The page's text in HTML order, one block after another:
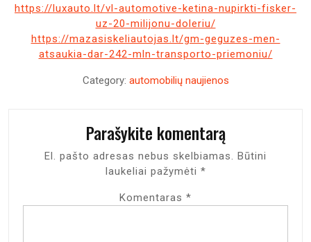
https://luxauto.lt/vl-automotive-ketina-nupirkti-fisker-
uz-20-milijonu-doleriu/
https://mazasiskeliautojas.lt/gm-geguzes-men-
atsaukia-dar-242-mln-transporto-priemoniu/
Category: automobilių naujienos
Parašykite komentarą
El. pašto adresas nebus skelbiamas. Būtini
laukeliai pažymėti *
Komentaras *